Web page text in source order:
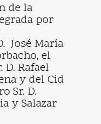
de la
por
José María
el
D. Rafael
y del Cid
Sr. D.
y Salazar